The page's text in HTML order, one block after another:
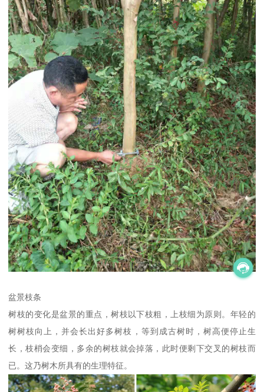
盆景枝条
树枝的变化是盆景的重点，树枝以下枝粗，上枝细为原则。年轻的
树树枝向上，并会长出好多树枝，等到成古树时，树高便停止生
长，枝梢会变细，多余的树枝就会掉落，此时便剩下交叉的树枝而
已。这乃树木所具有的生理特征。